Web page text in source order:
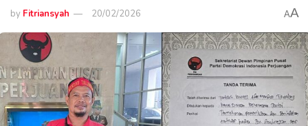
by Fitriansyah 20/02/2026 AA